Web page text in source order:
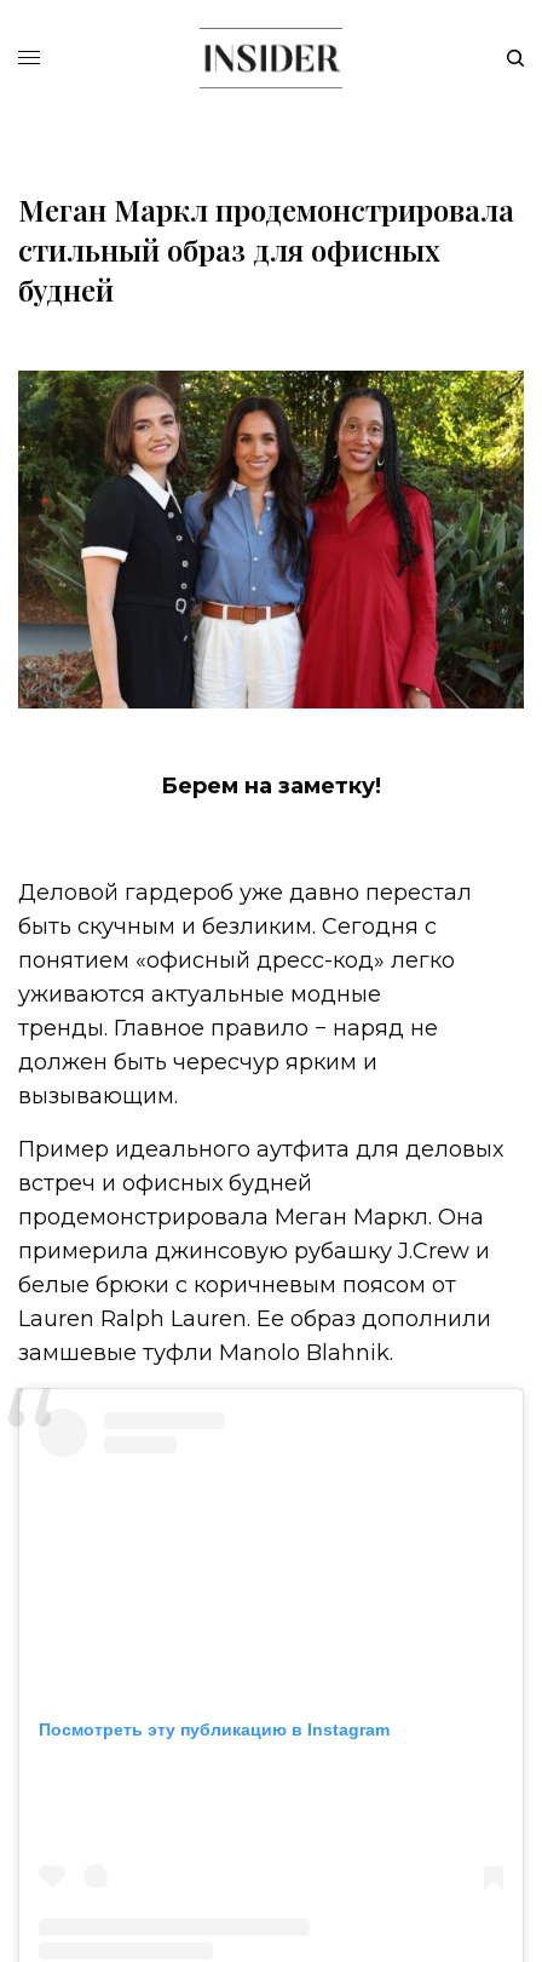
Меган Маркл продемонстрировала
стильный образ для офисных
будней
Берем на заметку!
Деловой гардероб уже давно перестал
быть скучным и безликим. Сегодня с
понятием «офисный дресс-код» легко
уживаются актуальные модные
тренды. Главное правило − наряд не
должен быть чересчур ярким и
вызывающим.
Пример идеального аутфита для деловых
встреч и офисных будней
продемонстрировала Меган Маркл. Она
примерила джинсовую рубашку J.Crew и
белые брюки с коричневым поясом от
Lauren Ralph Lauren. Ее образ дополнили
замшевые туфли Manolo Blahnik.
Посмотреть эту публикацию в Instagram